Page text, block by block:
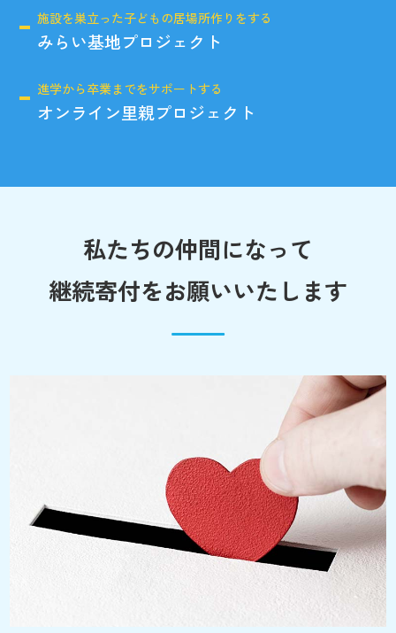
施設を巣立った子どもの居場所作りをする
みらい基地プロジェクト
進学から卒業までをサポートする
オンライン里親プロジェクト
私たちの仲間になって
継続寄付をお願いいたします